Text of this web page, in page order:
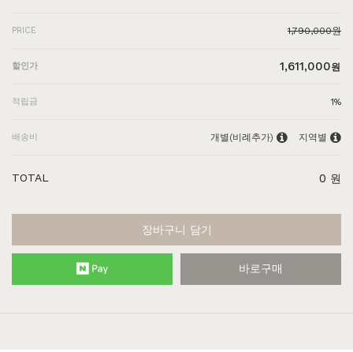
PRICE 1,790,000원
할인가 1,611,000원
적립금 1%
배송비 개별(비례추가) 지역별
TOTAL 0 원
장바구니 담기
바로구매